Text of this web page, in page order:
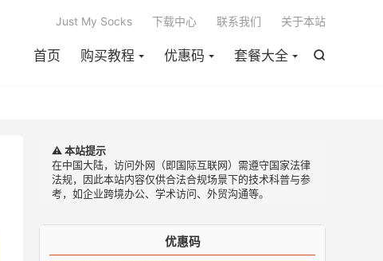

首页 购买教程 优惠码 套餐大全
Just My Socks 下载中心 联系我们 关于本站
⚠️ 本站提示
在中国大陆，访问外网（即国际互联网）需遵守国家法律
法规，因此本站内容仅供合法合规场景下的技术科普与参
考，如企业跨境办公、学术访问、外贸沟通等。
优惠码